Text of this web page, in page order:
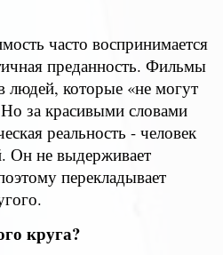
часто воспринимается
преданность. Фильмы
людей, которые «не могут
за красивыми словами
реальность - человек
Он не выдерживает
перекладывает
круга?